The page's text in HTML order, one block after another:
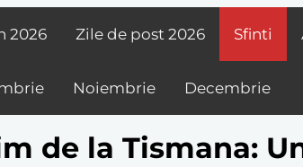
2026 Zile de post 2026 Sfinti
Noiembrie Decembrie
de la Tismana: